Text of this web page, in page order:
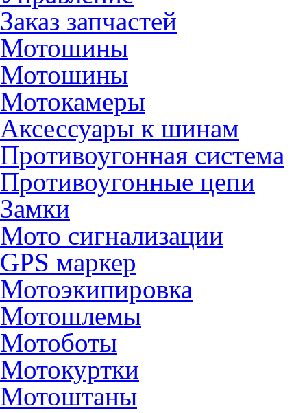
Заказ запчастей
Мотошины
Мотошины
Мотокамеры
Аксессуары к шинам
Противоугонная система
Противоугонные цепи
Замки
Мото сигнализации
GPS маркер
Мотоэкипировка
Мотошлемы
Мотоботы
Мотокуртки
Мотоштаны